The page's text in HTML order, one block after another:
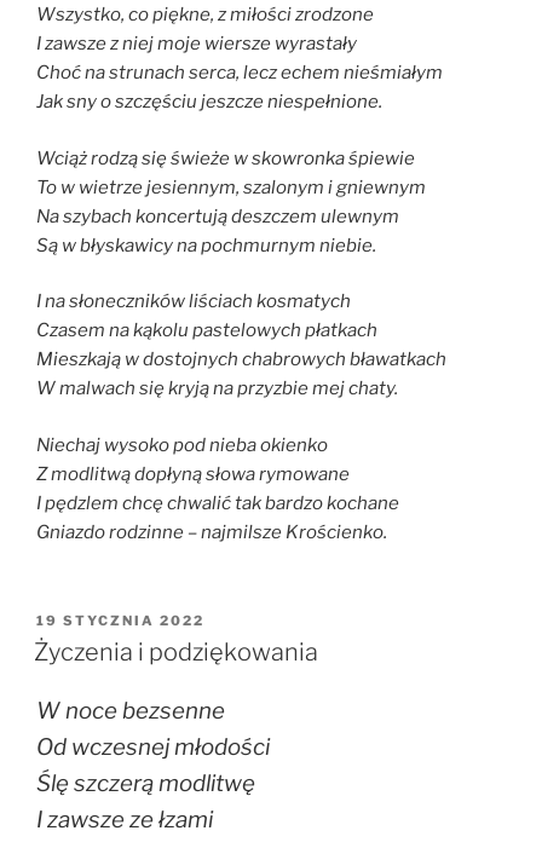
Wszystko, co piękne, z miłości zrodzone
I zawsze z niej moje wiersze wyrastały
Choć na strunach serca, lecz echem nieśmiałym
Jak sny o szczęściu jeszcze niespełnione.
Wciąż rodzą się świeże w skowronka śpiewie
To w wietrze jesiennym, szalonym i gniewnym
Na szybach koncertują deszczem ulewnym
Są w błyskawicy na pochmurnym niebie.
I na słoneczników liściach kosmatych
Czasem na kąkolu pastelowych płatkach
Mieszkają w dostojnych chabrowych bławatkach
W malwach się kryją na przyzbie mej chaty.
Niechaj wysoko pod nieba okienko
Z modlitwą dopłyną słowa rymowane
I pędzlem chcę chwalić tak bardzo kochane
Gniazdo rodzinne – najmilsze Krościenko.
OPUBLIKOWANE
W
19 STYCZNIA 2022
Życzenia i podziękowania
W noce bezsenne
Od wczesnej młodości
Ślę szczerą modlitwę
I zawsze ze łzami